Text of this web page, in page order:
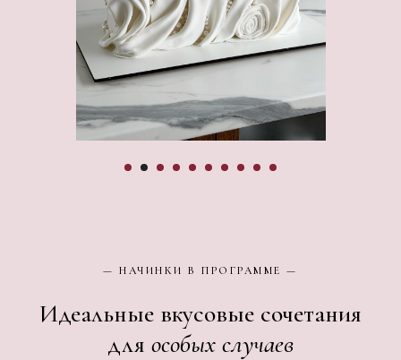
— НАЧИНКИ В ПРОГРАММЕ —
Идеальные вкусовые сочетания
для особых случаев